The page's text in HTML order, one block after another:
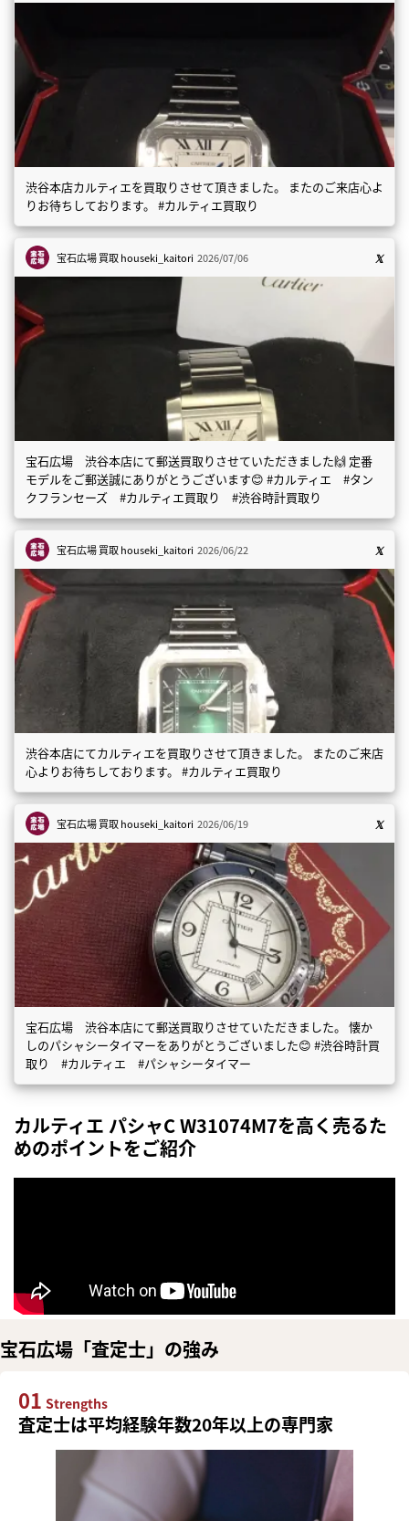
渋谷本店カルティエを買取りさせて頂きました。 またのご来店心よ
りお待ちしております。 #カルティエ買取り
宝石広場 買取houseki_kaitori 2026/07/06
宝石広場 渋谷本店にて郵送買取りさせていただきました🙌 定番
モデルをご郵送誠にありがとうございます😊 #カルティエ #タン
クフランセーズ #カルティエ買取り #渋谷時計買取り
宝石広場 買取houseki_kaitori 2026/06/22
渋谷本店にてカルティエを買取りさせて頂きました。 またのご来店
心よりお待ちしております。 #カルティエ買取り
宝石広場 買取houseki_kaitori 2026/06/19
宝石広場 渋谷本店にて郵送買取りさせていただきました。 懐か
しのパシャシータイマーをありがとうございました😊 #渋谷時計買
取り #カルティエ #パシャシータイマー
カルティエ パシャC W31074M7を高く売るた
めのポイントをご紹介
宝石広場「査定士」の強み
01 Strengths
査定士は平均経験年数20年以上の専門家